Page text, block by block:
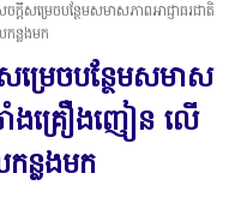
ក្ដីសម្រេចបន្ថែមសមាសភាពអាជ្ញាធរជាតិ
ន្លងមក
ម្រេចបន្ថែមសមាស
ឆាំងគ្រឿងញៀន លើ
ន្លងមក